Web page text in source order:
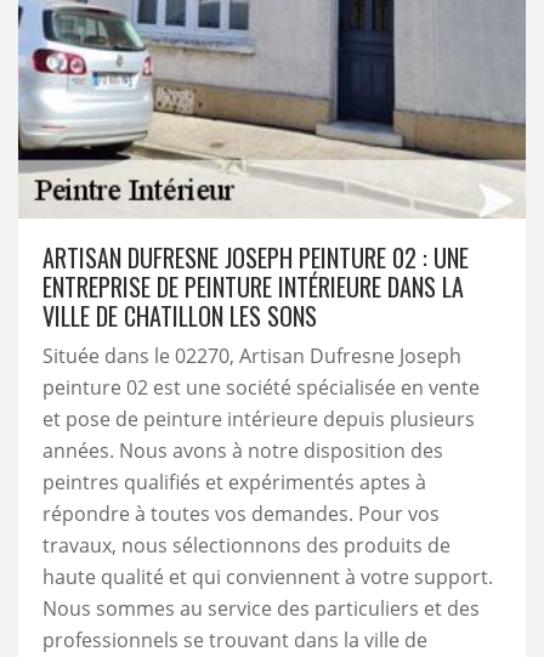
ARTISAN DUFRESNE JOSEPH PEINTURE 02 : UNE
ENTREPRISE DE PEINTURE INTÉRIEURE DANS LA
VILLE DE CHATILLON LES SONS
Située dans le 02270, Artisan Dufresne Joseph
peinture 02 est une société spécialisée en vente
et pose de peinture intérieure depuis plusieurs
années. Nous avons à notre disposition des
peintres qualifiés et expérimentés aptes à
répondre à toutes vos demandes. Pour vos
travaux, nous sélectionnons des produits de
haute qualité et qui conviennent à votre support.
Nous sommes au service des particuliers et des
professionnels se trouvant dans la ville de